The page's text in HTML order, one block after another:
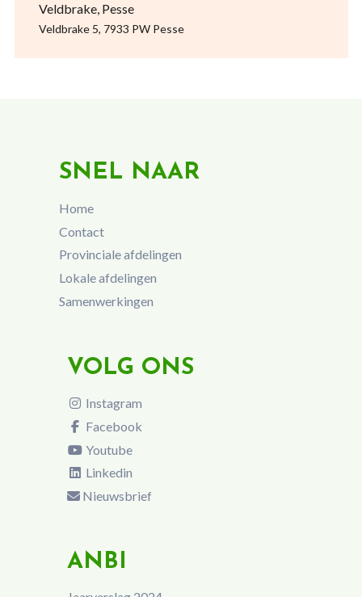
Veldbrake, Pesse
Veldbrake 5, 7933 PW Pesse
SNEL NAAR
Home
Contact
Provinciale afdelingen
Lokale afdelingen
Samenwerkingen
VOLG ONS
Instagram
Facebook
Youtube
Linkedin
Nieuwsbrief
ANBI